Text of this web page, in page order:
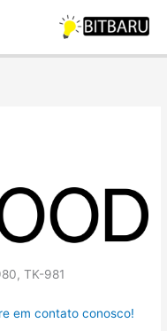
TK-981
em contato conosco!